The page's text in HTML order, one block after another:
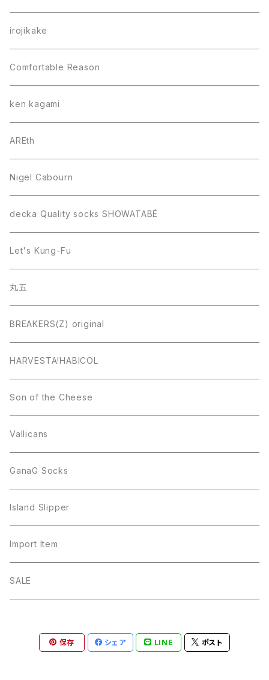
irojikake
Comfortable Reason
ken kagami
AREth
Nigel Cabourn
decka Quality socks SHOWATABÉ
Let's Kung-Fu
丸五
BREAKERS(Z) original
HARVESTA!HABICOL
Son of the Cheese
Vallicans
GanaG Socks
Island Slipper
Import Item
SALE
保存 シェア LINE ポスト